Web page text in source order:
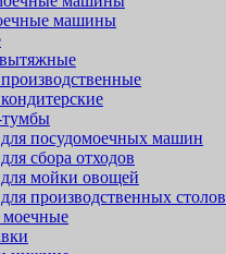
машины
посудомоечных машин
сбора отходов
мойки овощей
производственных столов